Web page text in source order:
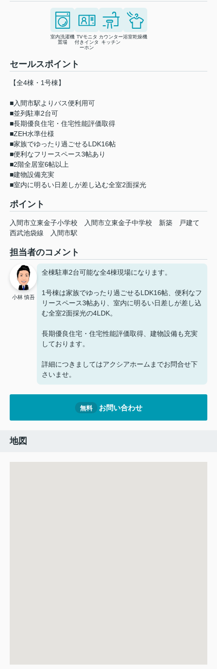
室内洗濯機
置場
TVモニタ
付きインタ
ーホン
カウンター
キッチン
浴室乾燥機
セールスポイント
【全4棟・1号棟】
■入間市駅よりバス便利用可
■並列駐車2台可
■長期優良住宅・住宅性能評価取得
■ZEH水準仕様
■家族でゆったり過ごせるLDK16帖
■便利なフリースペース3帖あり
■2階全居室6帖以上
■建物設備充実
■室内に明るい日差しが差し込む全室2面採光
ポイント
入間市立東金子小学校 入間市立東金子中学校 新築
戸建て
西武池袋線
入間市駅
担当者のコメント
小林 慎吾
全棟駐車2台可能な全4棟現場になります。
1号棟は家族でゆったり過ごせるLDK16帖、便利なフ
リースペース3帖あり、室内に明るい日差しが差し込
む全室2面採光の4LDK。
長期優良住宅・住宅性能評価取得、建物設備も充実
しております。
詳細につきましてはアクシアホームまでお問合せ下
さいませ。
無料 お問い合わせ
地図